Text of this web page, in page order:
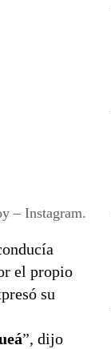
– Instagram.
el propio
su
”, dijo